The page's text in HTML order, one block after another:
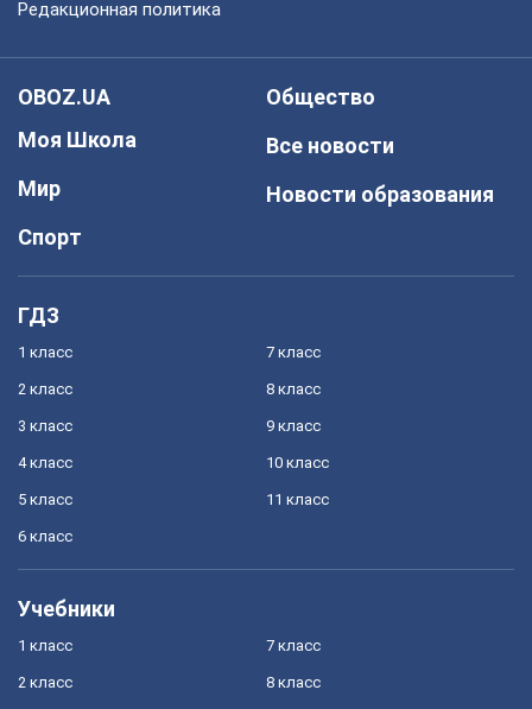
Редакционная политика
OBOZ.UA
Моя Школа
Мир
Спорт
Общество
Все новости
Новости образования
ГДЗ
1 класс
2 класс
3 класс
4 класс
5 класс
6 класс
7 класс
8 класс
9 класс
10 класс
11 класс
Учебники
1 класс
2 класс
7 класс
8 класс